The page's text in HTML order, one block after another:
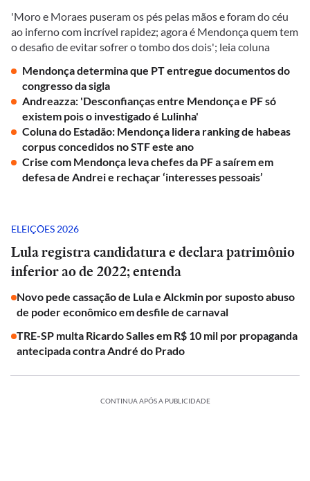
'Moro e Moraes puseram os pés pelas mãos e foram do céu
ao inferno com incrível rapidez; agora é Mendonça quem tem
o desafio de evitar sofrer o tombo dos dois'; leia coluna
Mendonça determina que PT entregue documentos do
congresso da sigla
Andreazza: 'Desconfianças entre Mendonça e PF só
existem pois o investigado é Lulinha'
Coluna do Estadão: Mendonça lidera ranking de habeas
corpus concedidos no STF este ano
Crise com Mendonça leva chefes da PF a saírem em
defesa de Andrei e rechaçar ‘interesses pessoais’
ELEIÇÕES 2026
Lula registra candidatura e declara patrimônio
inferior ao de 2022; entenda
Novo pede cassação de Lula e Alckmin por suposto abuso
de poder econômico em desfile de carnaval
TRE-SP multa Ricardo Salles em R$ 10 mil por propaganda
antecipada contra André do Prado
CONTINUA APÓS A PUBLICIDADE